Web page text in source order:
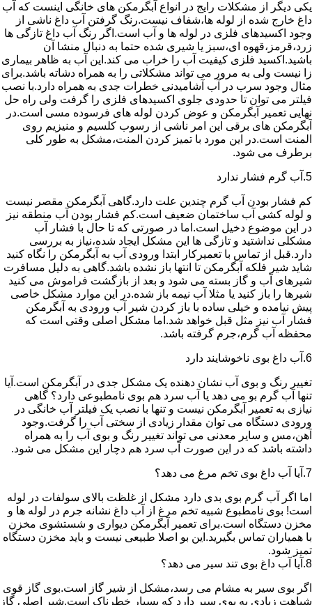
یکی دیگر از مشکلات رایج در انواع آبگرمکن های خانگی اینست که آب
داغ خارج شده از لوله ها،شفاف نیست.رنگ گرفتن آب داغ ناشی از
وجود اکسیدهای فلزی در لوله ها و آب است.اگر رنگ آب داغ تازگی ها
زرد،قرمز،قهوه ای،سبز یا شیری شده حتما به دنبال منشا آن
باشید.اکسید فلزی کیفیت آب را خراب می کند.این آب به ظاهر بیماری
زا نیست ولی به مرور می تواند مشکلاتی را به همراه دشاته باشد.برای
مثال وجود سرب در آب آشامیدنی خطرات جدی به همراه دارد.با نصب
فیلتر می توان تا حدودی جلوی اکسیدهای فلزی را گرفت ولی راه حل
نهایی تعمیر آبگرمکن و عوض کردن لوله های فرسوده مسی است.در
آبگرمکن های برقی این امر ناشی از رسوب کلسیم و منیزیم روی
المنت است.در این مورد با تمیز کردن المنت،مشکل به طور کلی
برطرف می شود.
5.آب گرم فشار ندارد
کم فشار بودن آب گرم چندین علت دارد.گاهی آبگرمکن مقصر نیست
و لوله کشی آب ساختمان ضعیف است.کم فشار بودن آب منطقه نیز
در این موضوع دخیل است.اما در صورتی که تا حال با فشار آب
مشکلی نداشتید و تازگی ها این مشکل ایجاد شده،نیاز به بررسی
دارد.قبل از تماس با تعمیرکار ابتدا ورودی آب به آبگرمکن را نگاه کنید
شاید شیر فلکه آبگرمکن تا انتها باز نشده باشد.گاهی به دلیل مسافرت
شیرهای آب و گاز بسته می شود و بعد از بازگشت فراموش می کنید
شیرها را باز کنید یا مثلا آب نیمه باز شده.در این موارد مشکل خاصی
پیش نیامده و خیلی ساده با باز کردن شیر آب ورودی به آبگرمکن
فشار آب نیز مثل قبل خواهد شد.اما مشکل اصلی وقتی است که
محفظه آب گرم،جرم گرفته باشد.
6.آب داغ بوی ناخوشایند دارد
تغییر رنگ و بوی آب نشان دهنده یک مشکل جدی در آبگرمکن است.آیا
تنها آب گرم بو می دهد یا آب سرد هم بوی نامطبوعی دارد؟ گاهی
نیازی به تعمیر آبگرمکن نیست و تنها با نصب یک فیلتر آب خانگی در
ورودی دستگاه می توان مقدار زیادی از سختی آب را گرفت.وجود
آهن،مس و سایر معدنی می تواند تغییر رنگ و بوی آب را به همراه
داشته باشد که در این صورت آب سرد هم دچار این مشکل می شود.
7.آیا آب داغ بوی تخم مرغ می دهد؟
اما اگر آب گرم بوی بدی دارد مشکل از غلظت بالای سولفات در لوله
است! بوی نامطبوع شبیه تخم مرغ از آب داغ نشانه جرم در لوله ها و
مخزن دستگاه است.برای تعمیر آبگرمکن دیواری و شستشوی مخزن
با همیاران تماس بگیرید.این بو اصلا طبیعی نیست و باید مخزن دستگاه
تمیز شود.
8.آیا آب داغ بوی تند سیر می دهد؟
اگر بوی سیر به مشام می رسد،مشکل از شیر گاز است.بوی گاز قوی
شباهت زیادی به بوی سیر دارد که بسیار خطرناک است.شیر اصلی گاز